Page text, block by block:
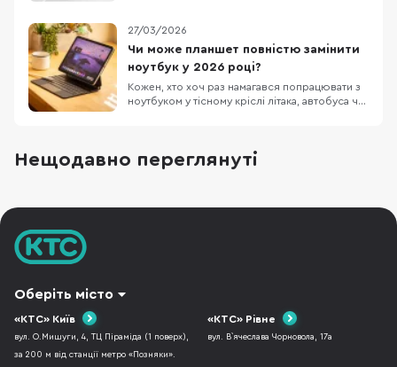
Заряду вистачає ненадовго — і в
найпотрібніший момент гаджети знову “на
майже порт
27/03/2026
Чи може планшет повністю замінити
ноутбук у 2026 році?
Кожен, хто хоч раз намагався попрацювати з
ноутбуком у тісному кріслі літака, автобуса чи
нестача місця. Саме тому все більше
фрилансерів, студентів та людей у
Нещодавно переглянуті
Оберіть місто
«КТС» Київ
вул. О.Мишуги, 4, ТЦ Піраміда (1 поверх),
за 200 м від станції метро «Позняки».
«КТС» Рівне
вул. В`ячеслава Чорновола, 17а